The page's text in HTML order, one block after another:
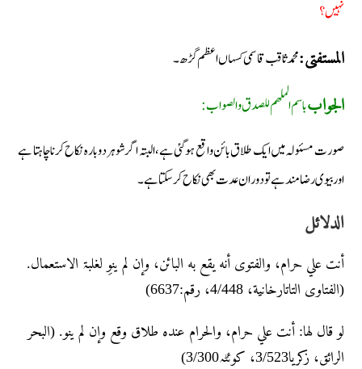
نہیں؟
المستفتی:محمد ثاقب قاسمی کسہاں اعظم گڑھ۔
الجوابباسم الملھم للصدق والصواب:
صورت مسئولہ میں ایک طلاق بائن واقع ہوگئی ہے، البتہ اگر شوہر دوبارہ نکاح کرنا چاہتا ہے
اور بیوی رضامند ہے تو دوران عدت بھی نکاح کرسکتا ہے۔
الدلائل
أنت علي حرام، والفتوی أنه یقع به البائن، وإن لم ینوِ لغلبۃ الاستعمال.
(الفتاوى التاتارخانیة، 4/448، رقم:6637)
لو قال لها: أنت علي حرام، والحرام عندہ طلاق وقع وإن لم ینو. (البحر
الرائق، زکریا3/523، کوئٹہ3/300)